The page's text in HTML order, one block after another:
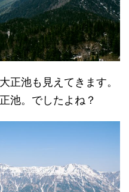
正池も見えてきます。
池。でしたよね？